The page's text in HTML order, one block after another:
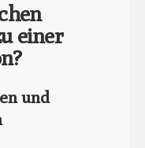
einer
und